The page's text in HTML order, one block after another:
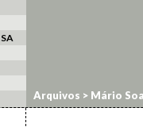
Arquivos > Mário